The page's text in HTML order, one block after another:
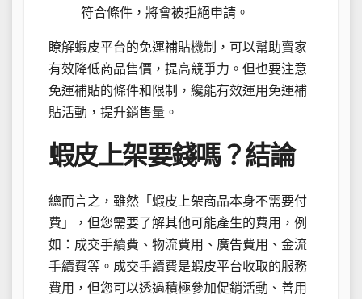
符合條件，將會被拒絕申請。
瞭解蝦皮平台的免運補貼機制，可以幫助賣家
有效降低商品售價，提高競爭力。但也要注意
免運補貼的條件和限制，纔能有效運用免運補
貼活動，提升銷售量。
蝦皮上架要錢嗎？結論
總而言之，雖然「蝦皮上架商品本身不需要付
費」，但您需要了解其他可能產生的費用，例
如：成交手續費、物流費用、廣告費用、金流
手續費等。成交手續費是蝦皮平台收取的服務
費用，但您可以透過積極參加促銷活動、善用